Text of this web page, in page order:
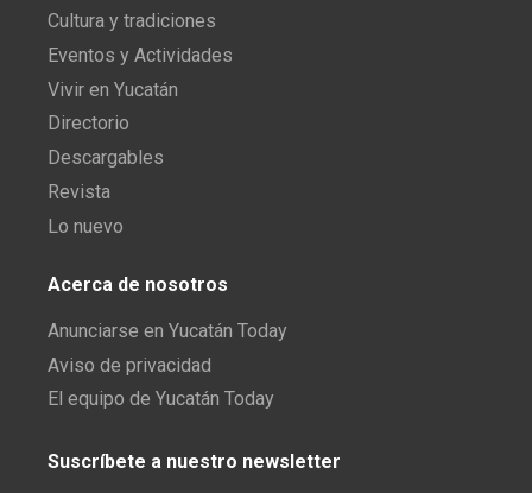
Cultura y tradiciones
Eventos y Actividades
Vivir en Yucatán
Directorio
Descargables
Revista
Lo nuevo
Acerca de nosotros
Anunciarse en Yucatán Today
Aviso de privacidad
El equipo de Yucatán Today
Suscríbete a nuestro newsletter